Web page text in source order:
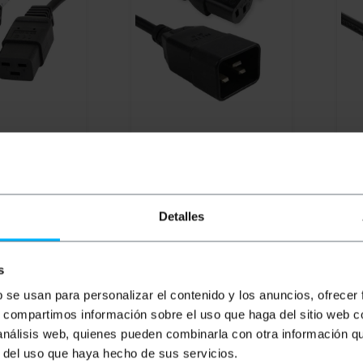
Detalles
usan para personalizar el contenido y los anuncios,
información sobre el uso que haga del sitio web
web, quienes pueden combinarla con otra información
uso que haya hecho de sus servicios.
FA196
PVP
10,21€
10,21€IVA inc.
Quantità